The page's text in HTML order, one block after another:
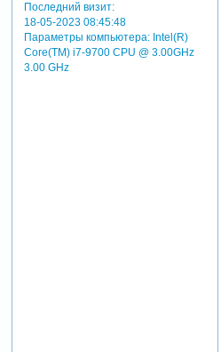
Последний визит:
18-05-2023 08:45:48
Параметры компьютера:Intel(R)
Core(TM) i7-9700 CPU @ 3.00GHz
3.00 GHz